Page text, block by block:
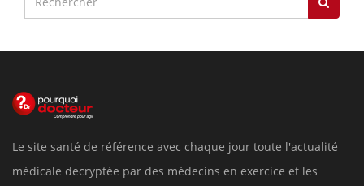
Le site santé de référence avec chaque jour toute l'actualité
médicale decryptée par des médecins en exercice et les